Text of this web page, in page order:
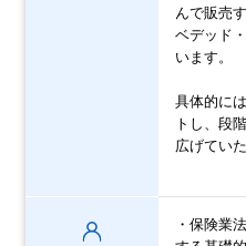
んで販売
ベデッド
います。
具体的に
トし、段
広げてい
・保険業